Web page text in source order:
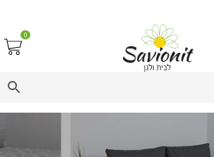
03-9212883
0